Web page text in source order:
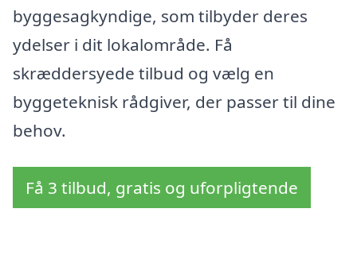
byggesagkyndige, som tilbyder deres
ydelser i dit lokalområde. Få
skræddersyede tilbud og vælg en
byggeteknisk rådgiver, der passer til dine
behov.
Få 3 tilbud, gratis og uforpligtende